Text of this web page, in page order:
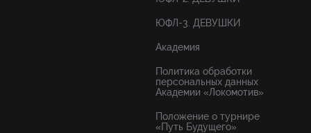
ЮФЛ-3. ДЕВУШКИ
Академия
Политика обработки
персональных данных
Академии «Локомотив»
Положение о турнире
«Путь Будущего»